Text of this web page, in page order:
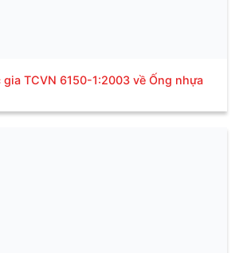
TCVN 6150-1:2003 về Ống nhựa